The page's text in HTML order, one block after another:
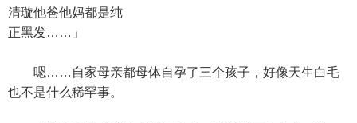
清璇他爸他妈都是纯
正黑发……」
嗯……自家母亲都母体自孕了三个孩子，好像天生白毛
也不是什么稀罕事。